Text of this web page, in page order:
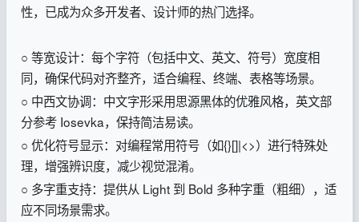
性，已成为众多开发者、设计师的热门选择。
○ 等宽设计：每个字符（包括中文、英文、符号）宽度相
同，确保代码对齐整齐，适合编程、终端、表格等场景。
○ 中西文协调：中文字形采用思源黑体的优雅风格，英文部
分参考 Iosevka，保持简洁易读。
○ 优化符号显示：对编程常用符号（如{}[]|<>）进行特殊处
理，增强辨识度，减少视觉混淆。
○ 多字重支持：提供从 Light 到 Bold 多种字重（粗细），适
应不同场景需求。